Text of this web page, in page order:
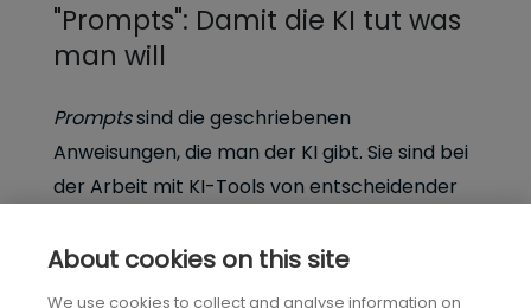
"Prompts": Damit die KI tut was
man will
Promptssind die geschriebenen
Anweisungen, die man der KI gibt. Sie sind bei
der Arbeit mit KI-Tools von entscheidender
liefern, der den Output der KI steuert. Richtig
About cookies on this site
We use cookies to collect and analyse information on